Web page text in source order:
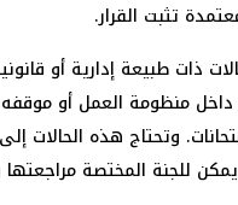
تثبت القرار.
ذات طبيعة إدارية أو
داخل منظومة العمل أو
وتحتاج هذه الحالات
للجنة المختصة مراجعتها